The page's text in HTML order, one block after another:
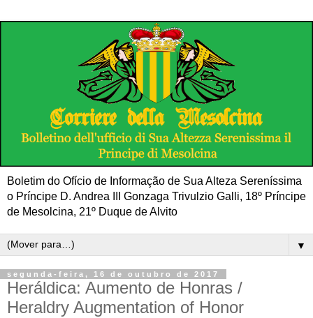
Boletim do Ofício de Informação de Sua Alteza Sereníssima
o Príncipe D. Andrea III Gonzaga Trivulzio Galli, 18º Príncipe
de Mesolcina, 21º Duque de Alvito
▼
segunda-feira, 16 de outubro de 2017
Heráldica: Aumento de Honras /
Heraldry Augmentation of Honor